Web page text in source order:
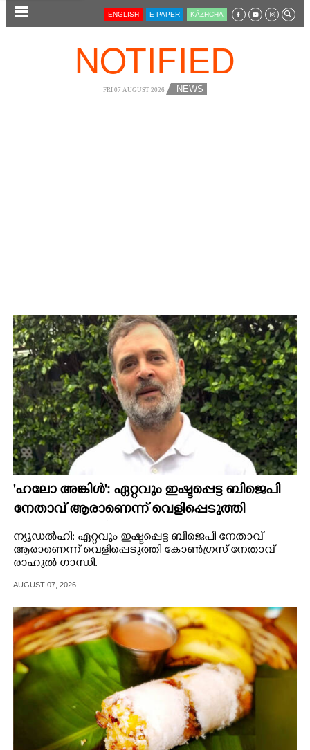
SECTIONS
CINEMA
OPINION
PHOTOS
LIFESTYLE
ART
CARTOONS
LITERATURE
ENGLISH E-PAPER KĀZHCHA
NOTIFIED
FRI 07 AUGUST 2026 NEWS
'ഹലോ അങ്കിൾ': ഏറ്റവും ഇഷ്ടപ്പെട്ട ബിജെപി
നേതാവ് ആരാണെന്ന് വെളിപ്പെടുത്തി
രാഹുൽ ഗാന്ധി
ന്യൂഡൽഹി: ഏറ്റവും ഇഷ്ടപ്പെട്ട ബിജെപി നേതാവ്
ആരാണെന്ന് വെളിപ്പെടുത്തി കോൺഗ്രസ് നേതാവ്
രാഹുൽ ഗാന്ധി.
AUGUST 07, 2026